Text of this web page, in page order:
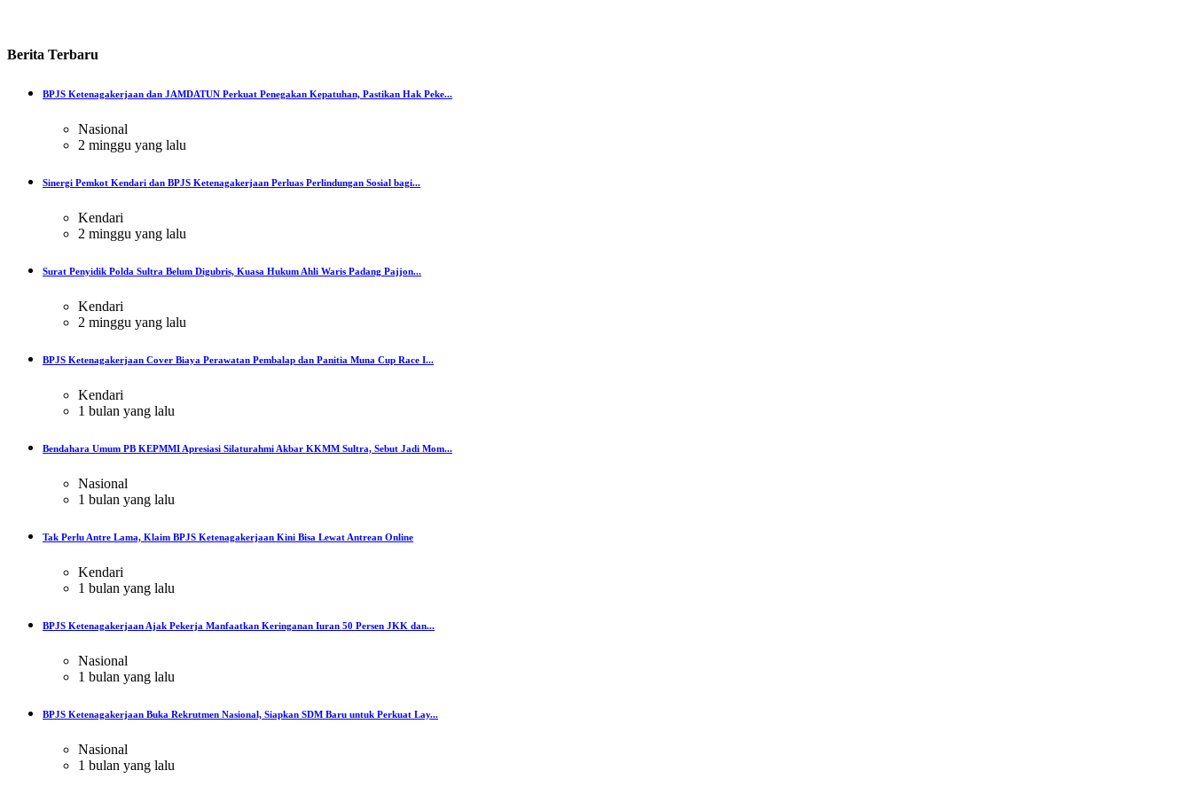
Berita Terbaru
BPJS Ketenagakerjaan dan JAMDATUN Perkuat Penegakan Kepatuhan, Pastikan Hak Peke...
Nasional
2 minggu yang lalu
Sinergi Pemkot Kendari dan BPJS Ketenagakerjaan Perluas Perlindungan Sosial bagi...
Kendari
2 minggu yang lalu
Surat Penyidik Polda Sultra Belum Digubris, Kuasa Hukum Ahli Waris Padang Pajjon...
Kendari
2 minggu yang lalu
BPJS Ketenagakerjaan Cover Biaya Perawatan Pembalap dan Panitia Muna Cup Race I...
Kendari
1 bulan yang lalu
Bendahara Umum PB KEPMMI Apresiasi Silaturahmi Akbar KKMM Sultra, Sebut Jadi Mom...
Nasional
1 bulan yang lalu
Tak Perlu Antre Lama, Klaim BPJS Ketenagakerjaan Kini Bisa Lewat Antrean Online
Kendari
1 bulan yang lalu
BPJS Ketenagakerjaan Ajak Pekerja Manfaatkan Keringanan Iuran 50 Persen JKK dan...
Nasional
1 bulan yang lalu
BPJS Ketenagakerjaan Buka Rekrutmen Nasional, Siapkan SDM Baru untuk Perkuat Lay...
Nasional
1 bulan yang lalu